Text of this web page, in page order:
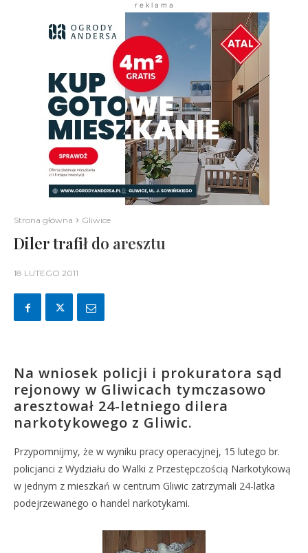
r e k l a m a
Strona główna Gliwice
Diler trafił do aresztu
18 LUTEGO 2011
Na wniosek policji i prokuratora sąd
rejonowy w Gliwicach tymczasowo
aresztował 24-letniego dilera
narkotykowego z Gliwic.
Przypomnijmy, że w wyniku pracy operacyjnej, 15 lutego br.
policjanci z Wydziału do Walki z Przestępczością Narkotykową
w jednym z mieszkań w centrum Gliwic zatrzymali 24-latka
podejrzewanego o handel narkotykami.